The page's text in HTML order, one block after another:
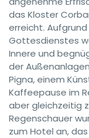
das Kloster
erreicht.
Gottesdienstes
Innere und
der
Pigna, einem
Kaffeepause im
aber gleichzeitig
Regenschauer
zum Hotel an,